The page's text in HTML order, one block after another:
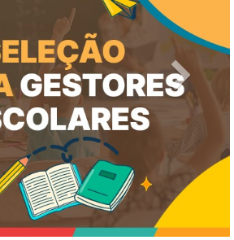
Next